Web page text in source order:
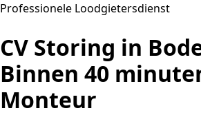
Professionele Loodgietersdienst
CV Storing in
Binnen 40
Monteur